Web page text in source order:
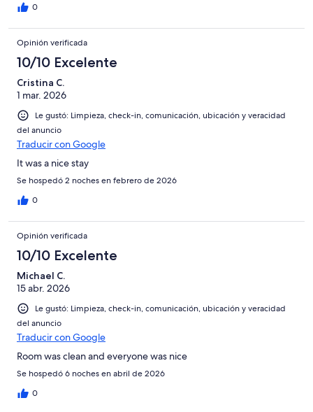
0
Opinión verificada
10/10 Excelente
Cristina C.
1 mar. 2026
Le gustó: Limpieza, check-in, comunicación, ubicación y veracidad
del anuncio
Traducir con Google
It was a nice stay
Se hospedó 2 noches en febrero de 2026
0
Opinión verificada
10/10 Excelente
Michael C.
15 abr. 2026
Le gustó: Limpieza, check-in, comunicación, ubicación y veracidad
del anuncio
Traducir con Google
Room was clean and everyone was nice
Se hospedó 6 noches en abril de 2026
0